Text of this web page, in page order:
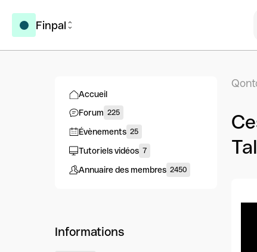
Finpal
Accueil
Forum 225
Évènements 25
Tutoriels vidéos 7
Annuaire des membres 2450
Informations